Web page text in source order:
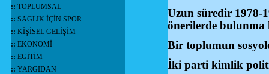
:: TOPLUMSAL
:: SAGLIK İÇİN SPOR
:: KİŞİSEL GELİŞİM
:: EKONOMİ
:: EGİTİM
:: YARGIDAN
Uzun süredir 1978-
önerilerde
Bir toplumun
İki parti kimlik